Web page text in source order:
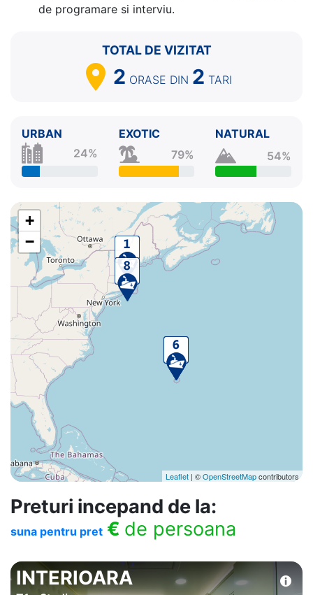
de programare si interviu.
TOTAL DE VIZITAT
2 ORASE DIN 2 TARI
URBAN
24%
EXOTIC
79%
NATURAL
54%
+
−
Leaflet | ©OpenStreetMapcontributors
Preturi incepand de la:
suna pentru pret € de persoana
INTERIOARA